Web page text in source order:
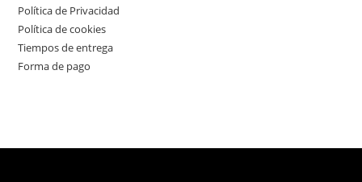
Política de Privacidad
Política de cookies
Tiempos de entrega
Forma de pago